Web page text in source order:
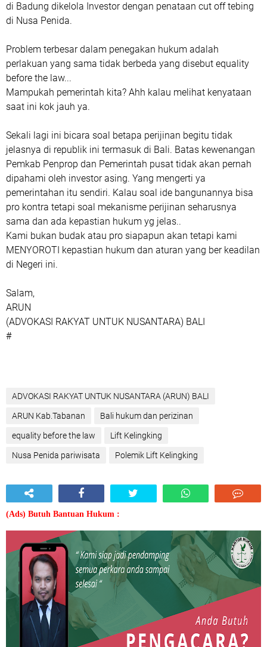
di Badung dikelola Investor dengan penataan cut off tebing
di Nusa Penida.
Problem terbesar dalam penegakan hukum adalah
perlakuan yang sama tidak berbeda yang disebut equality
before the law...
Mampukah pemerintah kita? Ahh kalau melihat kenyataan
saat ini kok jauh ya.
Sekali lagi ini bicara soal betapa perijinan begitu tidak
jelasnya di republik ini termasuk di Bali. Batas kewenangan
Pemkab Penprop dan Pemerintah pusat tidak akan pernah
dipahami oleh investor asing. Yang mengerti ya
pemerintahan itu sendiri. Kalau soal ide bangunannya bisa
pro kontra tetapi soal mekanisme perijinan seharusnya
sama dan ada kepastian hukum yg jelas..
Kami bukan budak atau pro siapapun akan tetapi kami
MENYOROTI kepastian hukum dan aturan yang ber keadilan
di Negeri ini.
Salam,
ARUN
(ADVOKASI RAKYAT UNTUK NUSANTARA) BALI
#
ADVOKASI RAKYAT UNTUK NUSANTARA (ARUN) BALI
ARUN Kab.Tabanan Bali hukum dan perizinan
equality before the law Lift Kelingking
Nusa Penida pariwisata Polemik Lift Kelingking
(Ads) Butuh Bantuan Hukum :